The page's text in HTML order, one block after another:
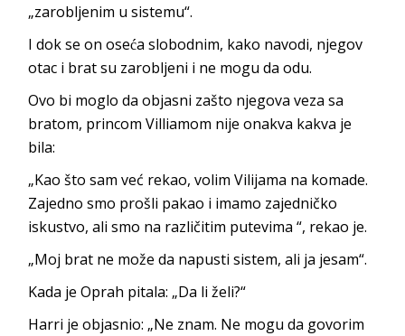
„zarobljenim u sistemu“.
I dok se on oseća slobodnim, kako navodi, njegov
otac i brat su zarobljeni i ne mogu da odu.
Ovo bi moglo da objasni zašto njegova veza sa
bratom, princom Villiamom nije onakva kakva je
bila:
„Kao što sam već rekao, volim Vilijama na komade.
Zajedno smo prošli pakao i imamo zajedničko
iskustvo, ali smo na različitim putevima “, rekao je.
„Moj brat ne može da napusti sistem, ali ja jesam“.
Kada je Oprah pitala: „Da li želi?“
Harri je objasnio: „Ne znam. Ne mogu da govorim